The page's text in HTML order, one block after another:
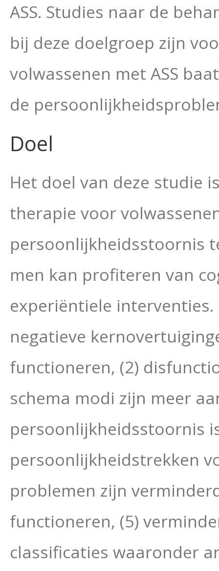
ASS. Studies naar de
bij deze doelgroep zijn
volwassenen met ASS
de
Doel
Het doel van deze studie
therapie voor
persoonlijkheidsstoornis
men kan profiteren van
experiëntiele
negatieve
functioneren, (2)
schema modi zijn meer
persoonlijkheidsstoornis
persoonlijkheidstrekken
problemen zijn
functioneren, (5)
classificaties waaronder